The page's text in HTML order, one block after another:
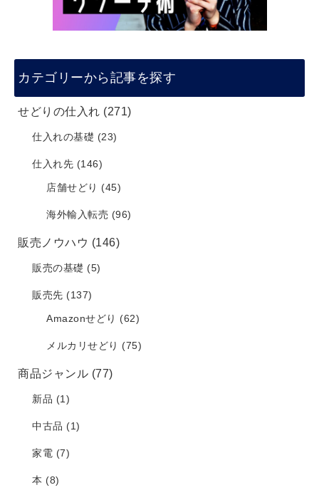
カテゴリーから記事を探す
せどりの仕入れ (271)
仕入れの基礎 (23)
仕入れ先 (146)
店舗せどり (45)
海外輸入転売 (96)
販売ノウハウ (146)
販売の基礎 (5)
販売先 (137)
Amazonせどり (62)
メルカリせどり (75)
商品ジャンル (77)
新品 (1)
中古品 (1)
家電 (7)
本 (8)